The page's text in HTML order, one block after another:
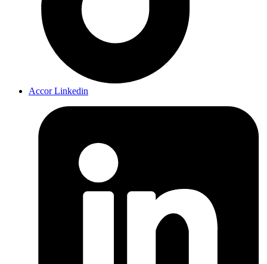
Accor Linkedin